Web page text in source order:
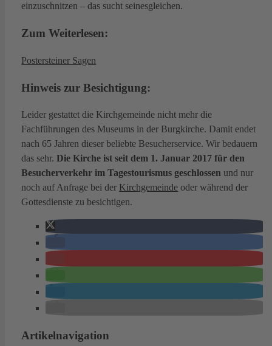
einzuschnitzen – das sucht seinesgleichen.
Zum Weiterlesen:
Postersteiner Sagen
Hinweis zur Besichtigung:
Leider gestattet die Kirchgemeinde nicht mehr die
Fachführungen des Museums in der Burgkirche. Damit endet
nach 65 Jahren dieser beliebte Besucherservice. Wir bedauern
das sehr.Die Kirche ist seit dem 1. Januar 2017 für den
Besucherverkehr im Tagestourismus geschlossen und nur
noch auf Anfrage bei der Kirchgemeinde oder während der
Gottesdienste zu besichtigen.
Artikelnavigation